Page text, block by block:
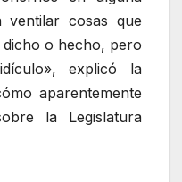
ventilar cosas que
dicho o hecho, pero
explicó la
aparentemente
la Legislatura